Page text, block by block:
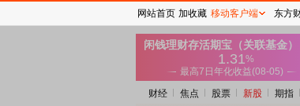
财经 焦点 股票 新股 期指
网站首页 加收藏 移动客户端 东方